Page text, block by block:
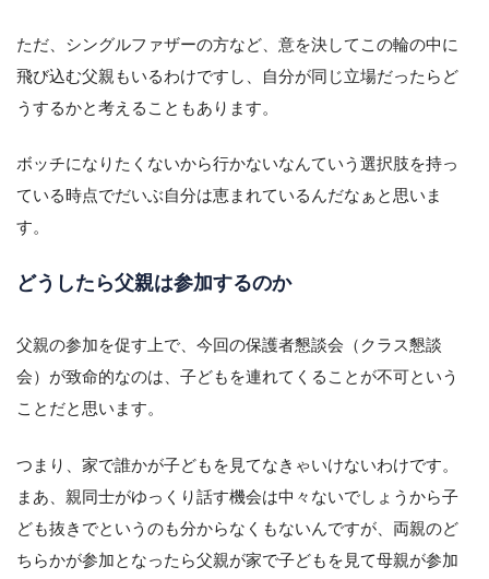
ただ、シングルファザーの方など、意を決してこの輪の中に
飛び込む父親もいるわけですし、自分が同じ立場だったらど
うするかと考えることもあります。
ボッチになりたくないから行かないなんていう選択肢を持っ
ている時点でだいぶ自分は恵まれているんだなぁと思いま
す。
どうしたら父親は参加するのか
父親の参加を促す上で、今回の保護者懇談会（クラス懇談
会）が致命的なのは、子どもを連れてくることが不可という
ことだと思います。
つまり、家で誰かが子どもを見てなきゃいけないわけです。
まあ、親同士がゆっくり話す機会は中々ないでしょうから子
ども抜きでというのも分からなくもないんですが、両親のど
ちらかが参加となったら父親が家で子どもを見て母親が参加